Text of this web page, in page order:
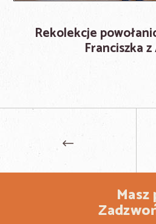
Rekolekcje
Franciszka